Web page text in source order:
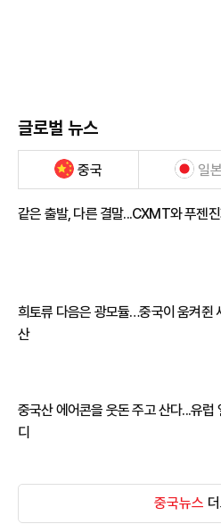
글로벌 뉴스
중국 일본
같은 출발, 다른 결말...CXMT와 푸젠
희토류 다음은 광모듈…중국이 움켜쥔
산
중국산 에어콘을 웃돈 주고 산다...유럽
디
중국뉴스